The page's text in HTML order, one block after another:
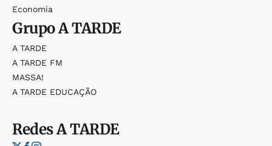
Economia
GrupoA TARDE
A TARDE
A TARDE FM
MASSA!
A TARDE EDUCAÇÃO
RedesA TARDE